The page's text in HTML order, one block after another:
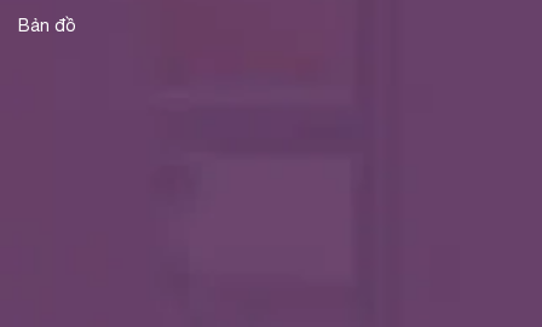
Bản đồ